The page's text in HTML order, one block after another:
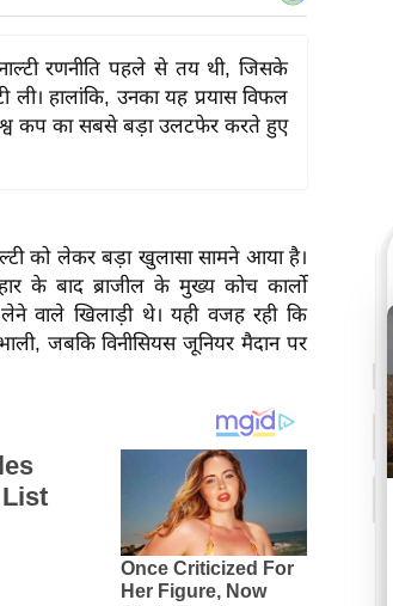
रणनीति पहले से तय थी, जिसके
ली। हालांकि, उनका यह प्रयास विफल
कप का सबसे बड़ा उलटफेर करते हुए
को लेकर बड़ा खुलासा सामने आया है।
के बाद ब्राजील के मुख्य कोच कार्लो
लेने वाले खिलाड़ी थे। यही वजह रही कि
जबकि विनीसियस जूनियर मैदान पर